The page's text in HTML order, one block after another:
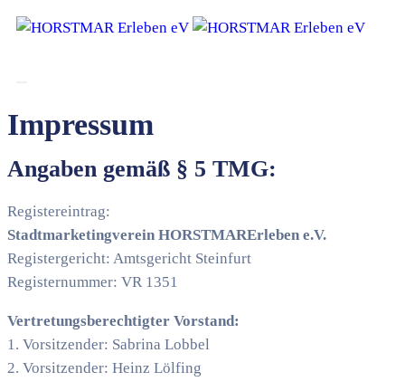
Vereine
Kultur
im
Verein
Kontakt
Impressum
Angaben gemäß § 5 TMG:
Registereintrag:
Stadtmarketingverein HORSTMARErleben e.V.
Registergericht: Amtsgericht Steinfurt
Registernummer: VR 1351
Vertretungsberechtigter Vorstand:
1. Vorsitzender: Sabrina Lobbel
2. Vorsitzender: Heinz Lölfing